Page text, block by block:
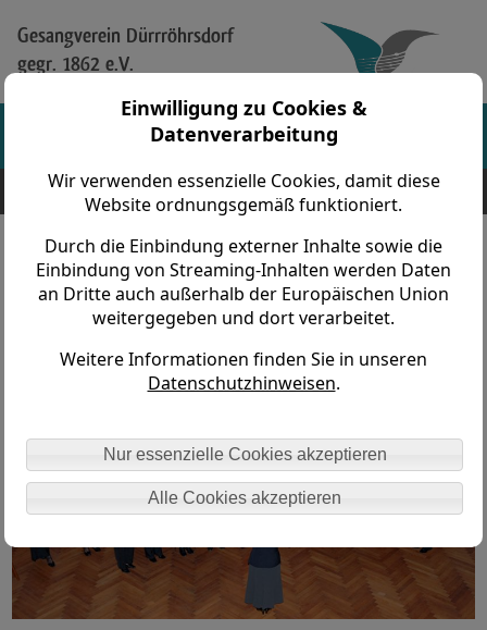
Einwilligung zu Cookies &
Datenverarbeitung
Wir verwenden essenzielle Cookies, damit diese
Website ordnungsgemäß funktioniert.
Durch die Einbindung externer Inhalte sowie die
Einbindung von Streaming-Inhalten werden Daten
an Dritte auch außerhalb der Europäischen Union
weitergegeben und dort verarbeitet.
Weitere Informationen finden Sie in unseren
Datenschutzhinweisen.
Nur essenzielle Cookies akzeptieren
Alle Cookies akzeptieren
Gesangverein Dürrröhrsdorf
gegr. 1862 e.V.
Gesangverein Dürrröhrsdorf gegr. 1862 e.V. > Vereinsleben >
Jahreshauptversammlung > 2007
Jahreshauptversammlung des
Gesangvereins Dürrröhrsdorf gegr.
1862 e.V.